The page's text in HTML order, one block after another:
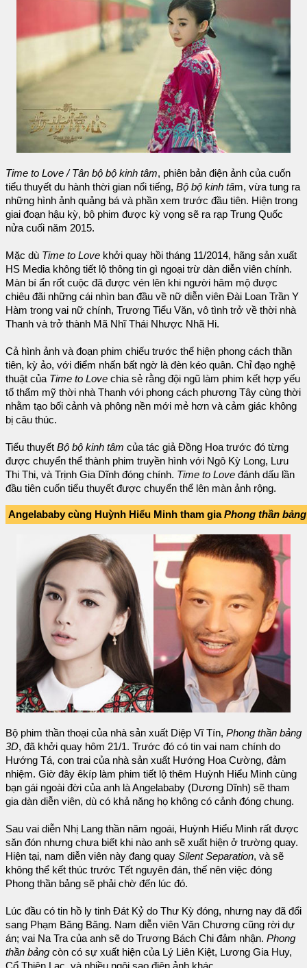
Time to Love / Tân bộ bộ kinh tâm, phiên bản điện ảnh của cuốn
tiểu thuyết du hành thời gian nổi tiếng, Bộ bộ kinh tâm, vừa tung ra
những hình ảnh quảng bá và phần xem trước đầu tiên. Hiện trong
giai đoạn hậu kỳ, bộ phim được kỳ vọng sẽ ra rạp Trung Quốc
nửa cuối năm 2015.
Mặc dù Time to Love khởi quay hồi tháng 11/2014, hãng sản xuất
HS Media không tiết lộ thông tin gì ngoại trừ dàn diễn viên chính.
Màn bí ẩn rốt cuộc đã được vén lên khi người hâm mộ được
chiêu đãi những cái nhìn ban đầu về nữ diễn viên Đài Loan Trần Y
Hàm trong vai nữ chính, Trương Tiểu Văn, vô tình trở về thời nhà
Thanh và trở thành Mã Nhĩ Thái Nhược Nhã Hi.
Cả hình ảnh và đoạn phim chiếu trước thể hiện phong cách thần
tiên, kỳ ảo, với điểm nhấn bất ngờ là đèn kéo quân. Chỉ đạo nghệ
thuật của Time to Love chia sẻ rằng đội ngũ làm phim kết hợp yếu
tố thẩm mỹ thời nhà Thanh với phong cách phương Tây cùng thời
nhằm tạo bối cảnh và phông nền mới mẻ hơn và cảm giác không
bị câu thúc.
Tiểu thuyết Bộ bộ kinh tâm của tác giả Đồng Hoa trước đó từng
được chuyển thể thành phim truyền hình với Ngô Kỳ Long, Lưu
Thi Thi, và Trịnh Gia Dĩnh đóng chính. Time to Love đánh dấu lần
đầu tiên cuốn tiểu thuyết được chuyển thể lên màn ảnh rộng.
Angelababy cùng Huỳnh Hiểu Minh tham giaPhong thần bảng
Bộ phim thần thoại của nhà sản xuất Diệp Vĩ Tín, Phong thần bảng
3D, đã khởi quay hôm 21/1. Trước đó có tin vai nam chính do
Hướng Tá, con trai của nhà sản xuất Hướng Hoa Cường, đảm
nhiệm. Giờ đây êkíp làm phim tiết lộ thêm Huỳnh Hiểu Minh cùng
bạn gái ngoài đời của anh là Angelababy (Dương Dĩnh) sẽ tham
gia dàn diễn viên, dù có khả năng họ không có cảnh đóng chung.
Sau vai diễn Nhị Lang thần năm ngoái, Huỳnh Hiểu Minh rất được
săn đón nhưng chưa biết khi nào anh sẽ xuất hiện ở trường quay.
Hiện tại, nam diễn viên này đang quay Silent Separation, và sẽ
không thể kết thúc trước Tết nguyên đán, thế nên việc đóng
Phong thần bảng sẽ phải chờ đến lúc đó.
Lúc đầu có tin hồ ly tinh Đát Kỷ do Thư Kỳ đóng, nhưng nay đã đổi
sang Phạm Băng Băng. Nam diễn viên Văn Chương cũng rời dự
án; vai Na Tra của anh sẽ do Trương Bách Chi đảm nhận. Phong
thần bảng còn có sự xuất hiện của Lý Liên Kiệt, Lương Gia Huy,
Cổ Thiên Lạc, và nhiều ngôi sao điện ảnh khác.